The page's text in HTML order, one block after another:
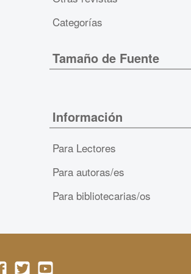
Categorías
Tamaño de Fuente
Información
Para Lectores
Para autoras/es
Para bibliotecarias/os